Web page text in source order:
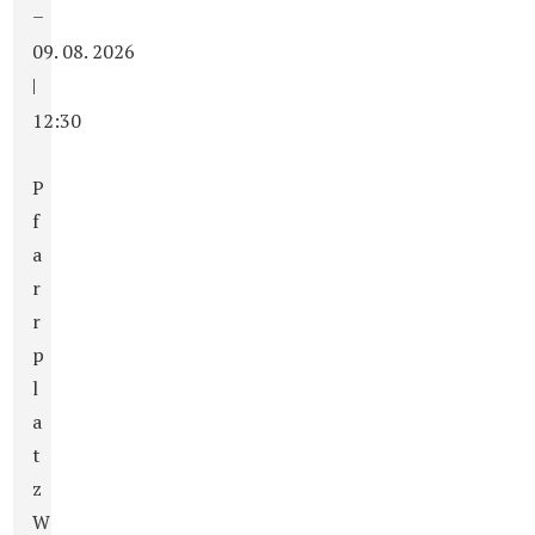
–
09. 08. 2026
|
12:30
P
f
a
r
r
p
l
a
t
z
W